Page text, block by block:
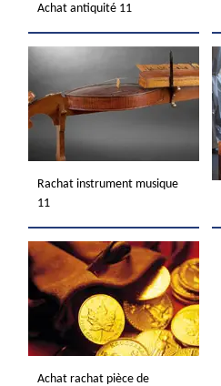
Achat antiquité 11
Rachat instrument musique
11
Achat rachat pièce de